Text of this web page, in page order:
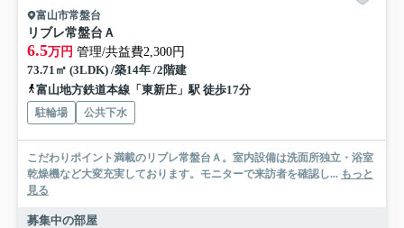
富山市常盤台
リブレ常盤台Ａ
6.5万円 管理/共益費2,300円
73.71㎡ (3LDK) /築14年 /2階建
富山地方鉄道本線「東新庄」駅 徒歩17分
駐輪場 公共下水
こだわりポイント満載のリブレ常盤台Ａ。室内設備は洗面所独立・浴室
乾燥機など大変充実しております。モニターで来訪者を確認し... もっと
見る
募集中の部屋